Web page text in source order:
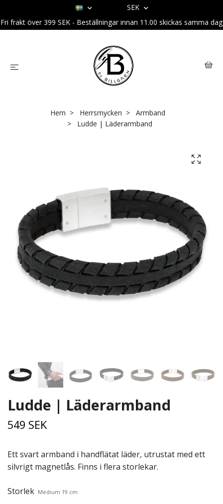
SEK
Fri frakt över 399 SEK - Beställningar innan 11.00 skickas samma dag
Hem Herrsmycken
Armband
Ludde | Läderarmband
Ludde | Läderarmband
549 SEK
Ett svart armband i handflätat läder, utrustat med ett
silvrigt magnetlås. Finns i flera storlekar.
Storlek Medium 19 cm